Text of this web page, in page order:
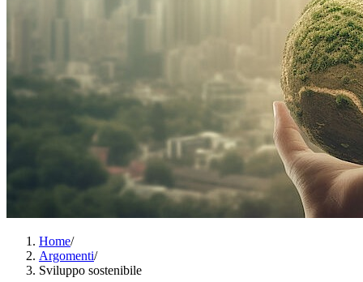
Home/
Argomenti/
Sviluppo sostenibile